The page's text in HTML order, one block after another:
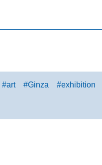
#art #Ginza #exhibition